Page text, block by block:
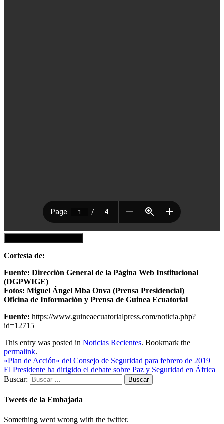
Cortesía de:
Fuente: Dirección General de la Página Web Institucional
(DGPWIGE)
Fotos: Miguel Ángel Mba Onva (Prensa Presidencial)
Oficina de Información y Prensa de Guinea Ecuatorial
Fuente: https://www.guineaecuatorialpress.com/noticia.php?
id=12715
This entry was posted in Noticias Recientes. Bookmark the
permalink.
«Plan de Acción» del Consejo de Seguridad para febrero de 2019
El Presidente ha dirigido el debate sobre Paz y Seguridad en África
Buscar:
Tweets de la Embajada
Something went wrong with the twitter.